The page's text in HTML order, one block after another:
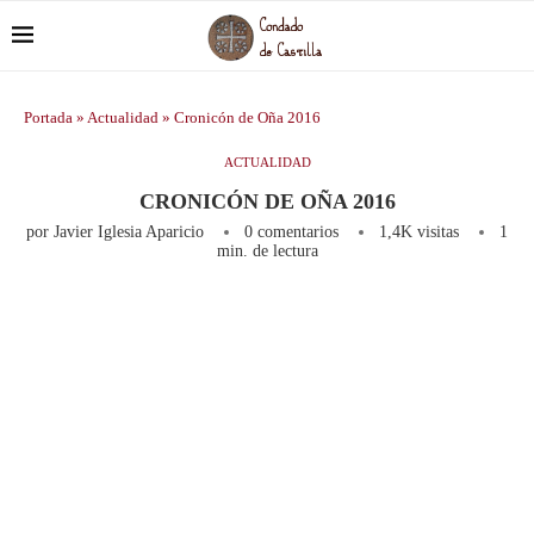
Portada » Actualidad » Cronicón de Oña 2016
ACTUALIDAD
CRONICÓN DE OÑA 2016
por Javier Iglesia Aparicio 0 comentarios 1,4K visitas
1
min. de lectura